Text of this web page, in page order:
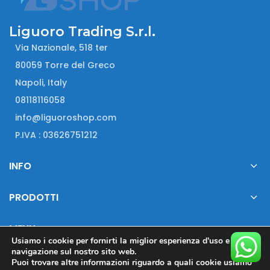
Liguoro Trading S.r.l.
Via Nazionale, 518 ter
80059 Torre del Greco
Napoli, Italy
08118116058
info@liguoroshop.com
P.IVA : 03626751212
INFO
PRODOTTI
MENU
Usiamo i cookie per fornirti la miglior esperienza d'uso e
navigazione sul nostro sito web.
Puoi trovare altre informazioni riguardo a quali cookie usiamo